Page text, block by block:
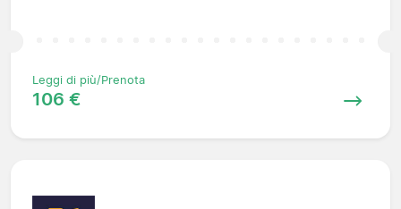
Leggi di più/Prenota
106 €